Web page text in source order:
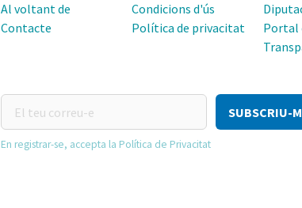
Al voltant de
Contacte
Condicions d'ús
Política de privacitat
Portal
teu
correu-
En registrar-se, accepta la Política de Privacitat